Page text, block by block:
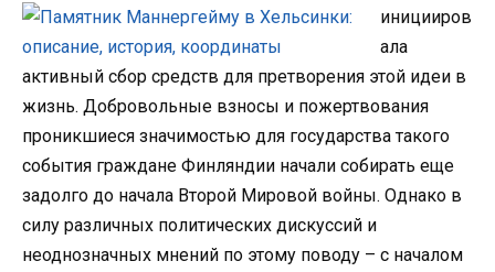
иницииров
ала
активный сбор средств для претворения этой идеи в
жизнь. Добровольные взносы и пожертвования
проникшиеся значимостью для государства такого
события граждане Финляндии начали собирать еще
задолго до начала Второй Мировой войны. Однако в
силу различных политических дискуссий и
неоднозначных мнений по этому поводу – с началом